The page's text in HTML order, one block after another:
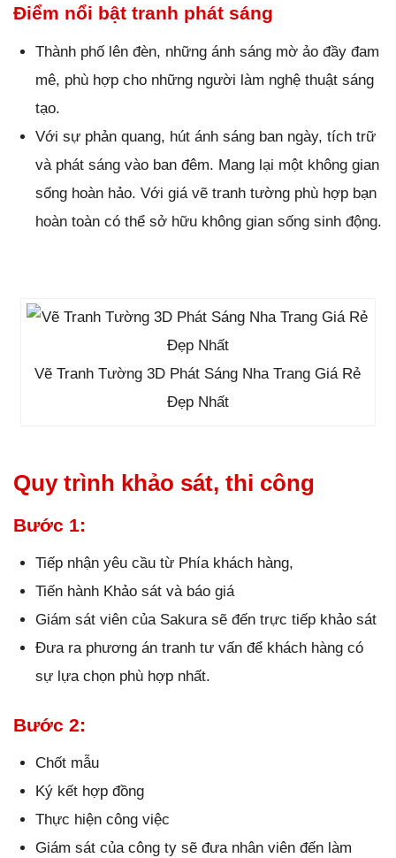
Điểm nổi bật tranh phát sáng
Thành phố lên đèn, những ánh sáng mờ ảo đầy đam
mê, phù hợp cho những người làm nghệ thuật sáng
tạo.
Với sự phản quang, hút ánh sáng ban ngày, tích trữ
và phát sáng vào ban đêm. Mang lại một không gian
sống hoàn hảo. Với giá vẽ tranh tường phù hợp bạn
hoàn toàn có thể sở hữu không gian sống sinh động.
Vẽ Tranh Tường 3D Phát Sáng Nha Trang Giá Rẻ
Đẹp Nhất
Quy trình khảo sát, thi công
Bước 1:
Tiếp nhận yêu cầu từ Phía khách hàng,
Tiến hành Khảo sát và báo giá
Giám sát viên của Sakura sẽ đến trực tiếp khảo sát
Đưa ra phương án tranh tư vấn để khách hàng có
sự lựa chọn phù hợp nhất.
Bước 2:
Chốt mẫu
Ký kết hợp đồng
Thực hiện công việc
Giám sát của công ty sẽ đưa nhân viên đến làm